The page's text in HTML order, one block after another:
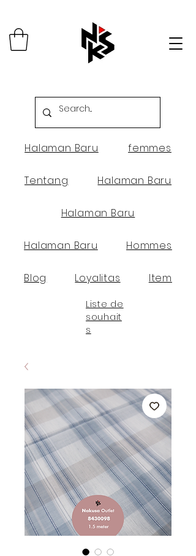
Halaman Baru femmes
Tentang Halaman Baru
Halaman Baru
Halaman Baru Hommes
Blog Loyalitas Item
Liste de
souhait
s